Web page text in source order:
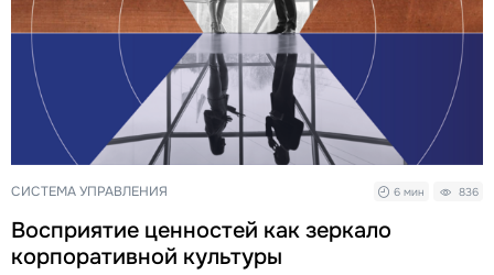
СИСТЕМА УПРАВЛЕНИЯ 6 мин 836
Восприятие ценностей как зеркало
корпоративной культуры